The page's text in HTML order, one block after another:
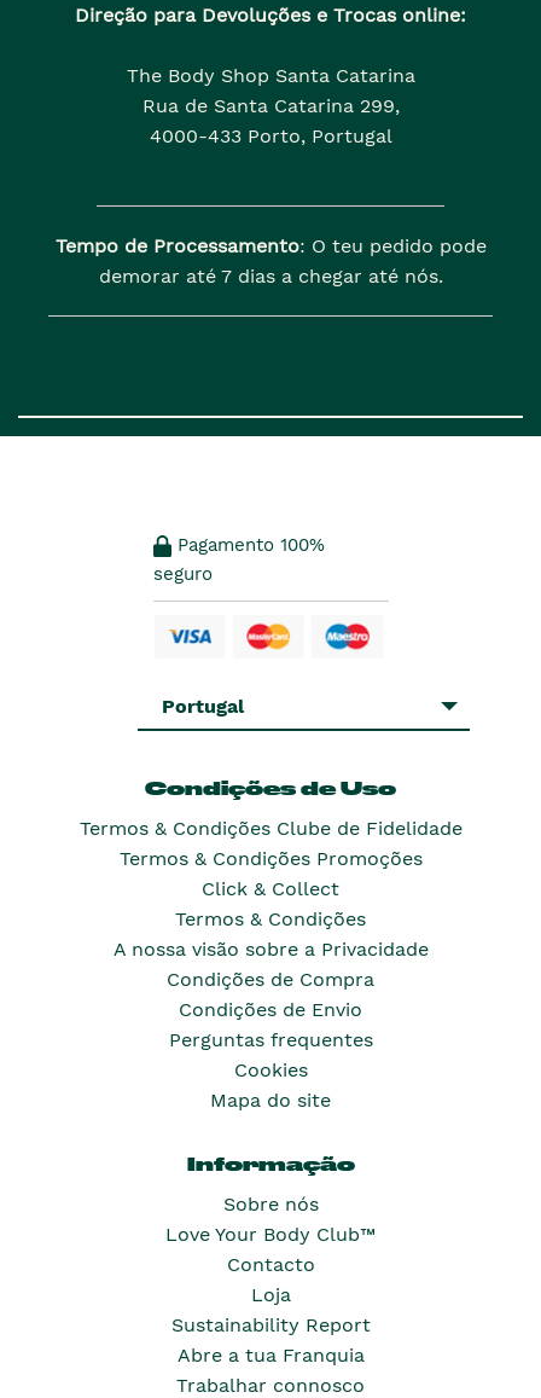
Direção para Devoluções e Trocas online:
The Body Shop Santa Catarina
Rua de Santa Catarina 299,
4000-433 Porto, Portugal
Tempo de Processamento: O teu pedido pode
demorar até 7 dias a chegar até nós.
Pagamento 100%
seguro
Portugal
Condições de Uso
Termos & Condições Clube de Fidelidade
Termos & Condições Promoções
Click & Collect
Termos & Condições
A nossa visão sobre a Privacidade
Condições de Compra
Condições de Envio
Perguntas frequentes
Cookies
Mapa do site
Informação
Sobre nós
Love Your Body Club™
Contacto
Loja
Sustainability Report
Abre a tua Franquia
Trabalhar connosco